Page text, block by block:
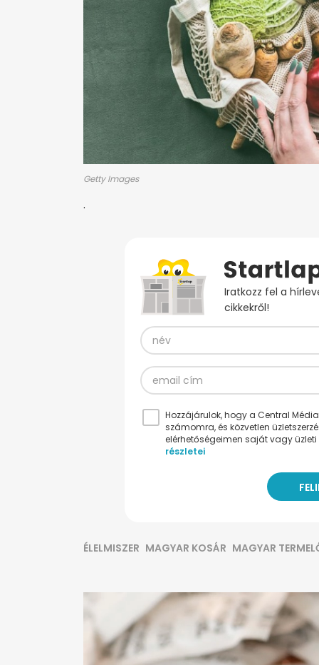
Getty Images
.
Iratkozz fel a
cikkekről!
Hozzájárulok, hogy a Central
számomra, és közvetlen
elérhetőségeimen saját vagy
részletei
ÉLELMISZER MAGYAR KOSÁR MAGYAR